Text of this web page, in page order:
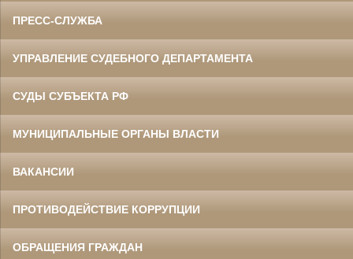
ПРЕСС-СЛУЖБА
УПРАВЛЕНИЕ СУДЕБНОГО ДЕПАРТАМЕНТА
СУДЫ СУБЪЕКТА РФ
МУНИЦИПАЛЬНЫЕ ОРГАНЫ ВЛАСТИ
ВАКАНСИИ
ПРОТИВОДЕЙСТВИЕ КОРРУПЦИИ
ОБРАЩЕНИЯ ГРАЖДАН